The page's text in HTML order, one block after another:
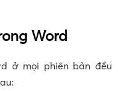
Word
ở mọi phiên bản đều